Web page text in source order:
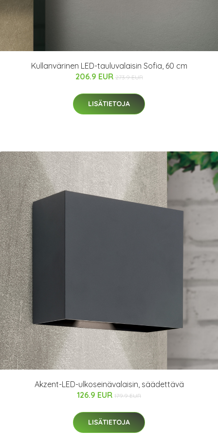
Kullanvärinen LED-tauluvalaisin Sofia, 60 cm
206.9 EUR 273.9 EUR
LISÄTIETOJA
Akzent-LED-ulkoseinävalaisin, säädettävä
126.9 EUR 179.9 EUR
LISÄTIETOJA